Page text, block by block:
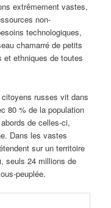
extrêmement vastes,
non-
technologiques,
chamarré de petits
et ethniques de toutes
citoyens russes vit dans
80 % de la population
de celles-ci,
Dans les vastes
sur un territoire
seuls 24 millions de
peuplée.